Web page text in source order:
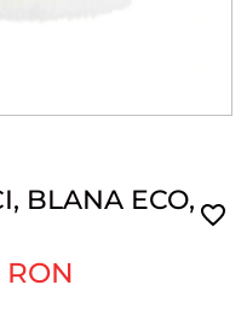
BLANA ECO,